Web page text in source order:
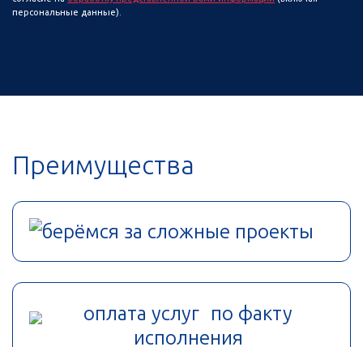
персональные данные).
Преимущества
берёмся за сложные проекты
оплата услуг по факту
исполнения